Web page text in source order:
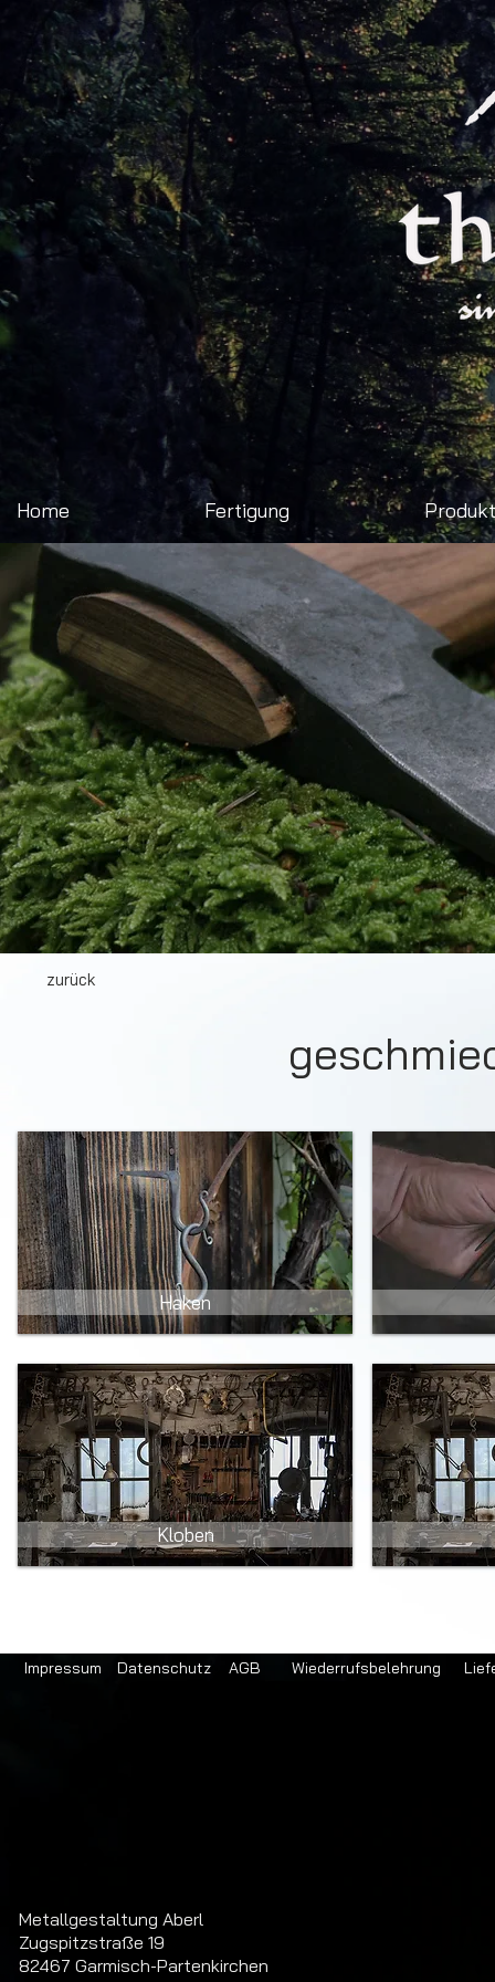
Home Fertigung
Haken
Kloben
zurück
Impressum Datenschutz AGB Wiederrufsbelehrung
Metallgestaltung Aberl
Zugspitzstraße 19
82467 Garmisch-Partenkirchen